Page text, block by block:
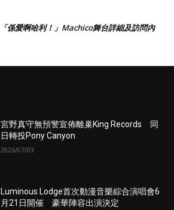
「係愛啊哈利！」Machico舞台詳細及訪問內
宮野真守無預警宣佈離巢King Records 同
日轉投Pony Canyon
2026/07/03
Luminous Lodge首次動漫音樂綜合演唱會6
月21日開催 豪華陣容出演決定